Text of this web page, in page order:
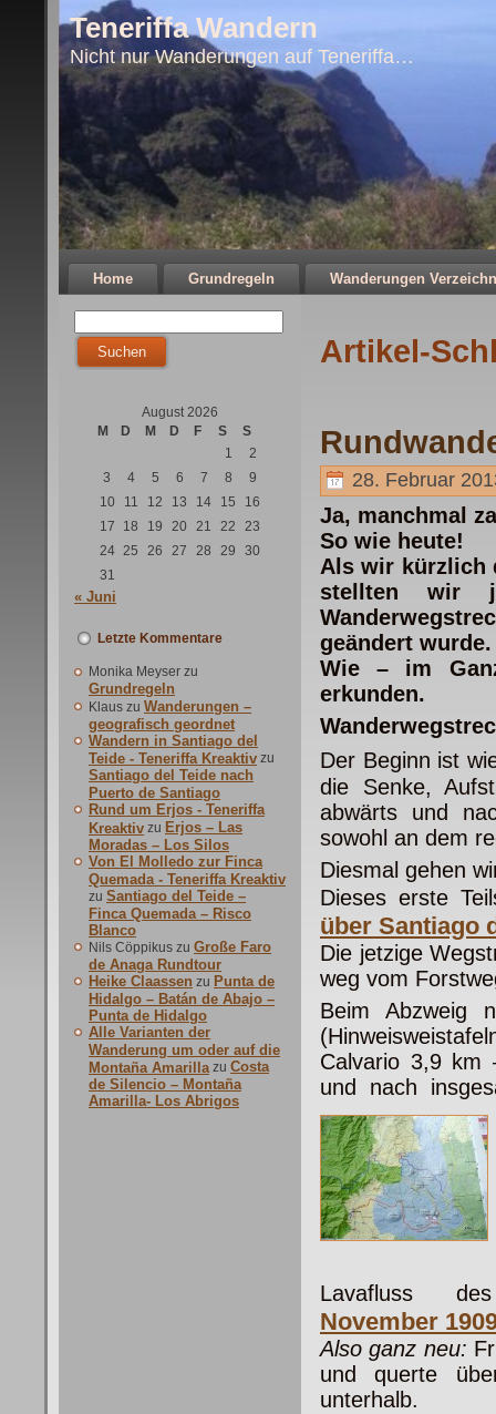
Teneriffa Wandern
Nicht nur Wanderungen auf Teneriffa…
Home Grundregeln Wanderungen
August 2026
M
D M D F S
S
1
2
3
4 5 6 7 8
9
10
11 12 13 14 15
16
17
18 19 20 21 22
23
24 25 26 27 28 29
30
31
« Juni
Letzte Kommentare
Monika Meyser zu
Grundregeln
Klaus zu Wanderungen –
geografisch geordnet
Wandern in Santiago del
Teide - Teneriffa Kreaktiv zu
Santiago del Teide nach
Puerto de Santiago
Rund um Erjos - Teneriffa
Kreaktiv zu Erjos – Las
Moradas – Los Silos
Von El Molledo zur Finca
Quemada - Teneriffa Kreaktiv
zu Santiago del Teide –
Finca Quemada – Risco
Blanco
Nils Cöppikus zu Große Faro
de Anaga Rundtour
Heike Claassen zu Punta de
Hidalgo – Batán de Abajo –
Punta de Hidalgo
Alle Varianten der
Wanderung um oder auf die
Montaña Amarilla zu Costa
de Silencio – Montaña
Amarilla- Los Abrigos
Artikel-
28. Februar
Ja, manchmal
So wie heute!
Als wir kürzlich
stellten wir
geändert wurde.
Wie – im
erkunden.
Der Beginn ist
die Senke,
abwärts und
sowohl an dem
Diesmal gehen
Dieses erste
über Santiago
Die jetzige
weg vom
Beim Abzweig
Calvario 3,9 km
und nach
Lavafluss
November
Also ganz neu:
und querte
unterhalb.